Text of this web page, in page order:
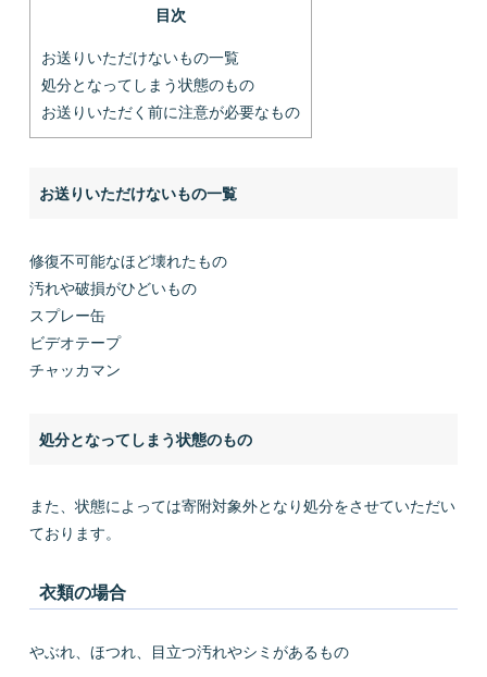
プライバシーポリシー
目次
お送りいただけないもの一覧
処分となってしまう状態のもの
お送りいただく前に注意が必要なもの
お送りいただけないもの一覧
修復不可能なほど壊れたもの
汚れや破損がひどいもの
スプレー缶
ビデオテープ
チャッカマン
処分となってしまう状態のもの
また、状態によっては寄附対象外となり処分をさせていただい
ております。
衣類の場合
やぶれ、ほつれ、目立つ汚れやシミがあるもの